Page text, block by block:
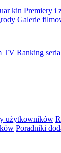
kin Premiery i
Galerie
TV Ranking
użytkowników
Poradniki